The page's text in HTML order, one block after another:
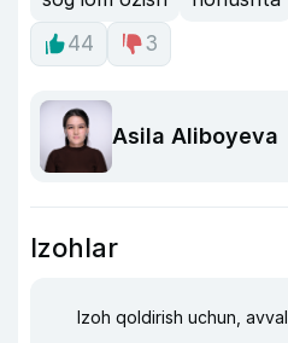
44
3
Asila Aliboyeva
Izohlar
Izoh qoldirish uchun, avval